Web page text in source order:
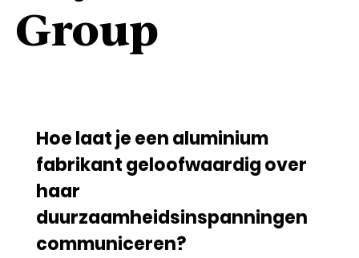
Group
Hoe laat je een aluminium
fabrikant geloofwaardig over
haar
duurzaamheidsinspanningen
communiceren?